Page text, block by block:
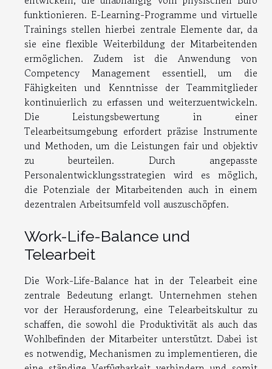
funktionieren. E-Learning-Programme und virtuelle
Trainings stellen hierbei zentrale Elemente dar, da
sie eine flexible Weiterbildung der Mitarbeitenden
ermöglichen. Zudem ist die Anwendung von
Competency Management essentiell, um die
Fähigkeiten und Kenntnisse der Teammitglieder
kontinuierlich zu erfassen und weiterzuentwickeln.
Die Leistungsbewertung in einer
Telearbeitsumgebung erfordert präzise Instrumente
und Methoden, um die Leistungen fair und objektiv
zu beurteilen. Durch angepasste
Personalentwicklungsstrategien wird es möglich,
die Potenziale der Mitarbeitenden auch in einem
dezentralen Arbeitsumfeld voll auszuschöpfen.
Work-Life-Balance und
Telearbeit
Die Work-Life-Balance hat in der Telearbeit eine
zentrale Bedeutung erlangt. Unternehmen stehen
vor der Herausforderung, eine Telearbeitskultur zu
schaffen, die sowohl die Produktivität als auch das
Wohlbefinden der Mitarbeiter unterstützt. Dabei ist
es notwendig, Mechanismen zu implementieren, die